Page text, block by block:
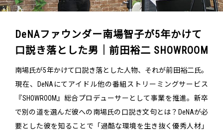
DeNAファウンダー南場智子が5年かけて
口説き落とした男｜前田裕二 SHOWROOM
南場氏が5年かけて口説き落とした人物、それが前田裕二氏。
現在、DeNAにてアイドル他の番組ストリーミングサービス
『SHOWROOM』総合プロデューサーとして事業を推進。新卒
で別の道を選んだ彼への南場氏の口説き文句とは？DeNAが必
要とした彼を知ることで「過酷な環境を生き抜く優秀人材」